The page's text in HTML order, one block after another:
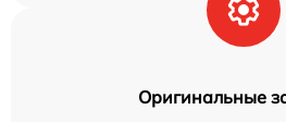
Оригинальные